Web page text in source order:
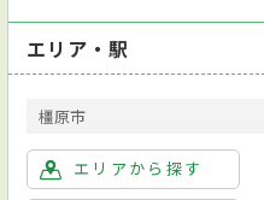
エリア・駅
橿原市
エリアから探す